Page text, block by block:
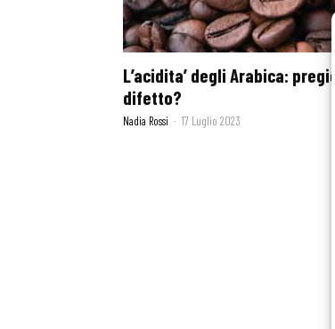
L’acidita’ degli Arabica:
difetto?
Nadia Rossi - 17 Luglio 2023